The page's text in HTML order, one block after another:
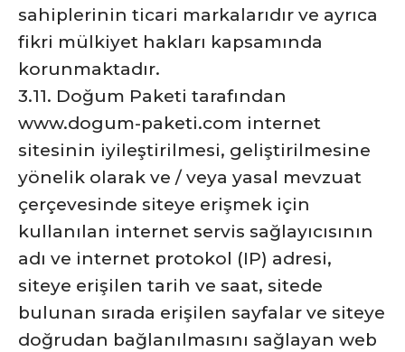
sahiplerinin ticari markalarıdır ve ayrıca
fikri mülkiyet hakları kapsamında
korunmaktadır.
3.11. Doğum Paketi tarafından
www.dogum-paketi.com internet
sitesinin iyileştirilmesi, geliştirilmesine
yönelik olarak ve / veya yasal mevzuat
çerçevesinde siteye erişmek için
kullanılan internet servis sağlayıcısının
adı ve internet protokol (IP) adresi,
siteye erişilen tarih ve saat, sitede
bulunan sırada erişilen sayfalar ve siteye
doğrudan bağlanılmasını sağlayan web